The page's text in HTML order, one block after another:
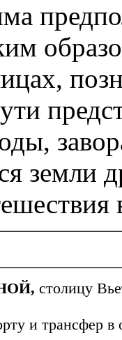
земли
столицу
и трансфер